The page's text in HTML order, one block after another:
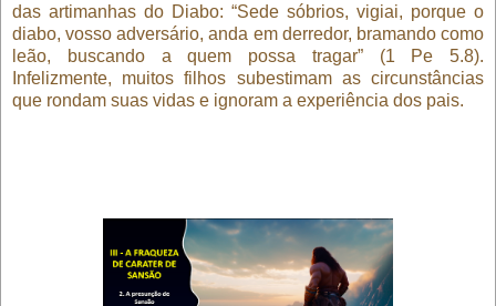
das artimanhas do Diabo: “Sede sóbrios, vigiai, porque o
diabo, vosso adversário, anda em derredor, bramando como
leão, buscando a quem possa tragar” (1 Pe 5.8).
Infelizmente, muitos filhos subestimam as circunstâncias
que rondam suas vidas e ignoram a experiência dos pais.